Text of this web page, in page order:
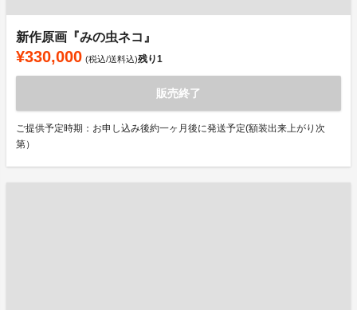
新作原画『みの虫ネコ』
¥330,000 (税込/送料込)残り1
販売終了
ご提供予定時期：お申し込み後約一ヶ月後に発送予定(額装出来上がり次
第）